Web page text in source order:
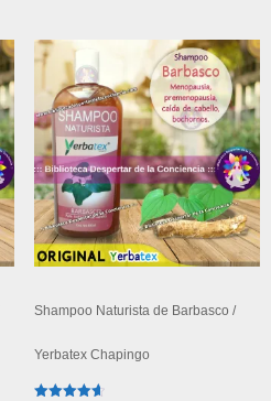
Shampoo Naturista de Barbasco /
Yerbatex Chapingo